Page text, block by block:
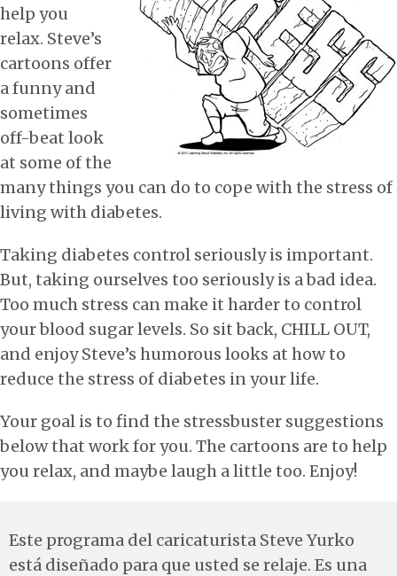
help you
relax. Steve’s
cartoons offer
a funny and
sometimes
off-beat look
at some of the
many things you can do to cope with the stress of
living with diabetes.
Taking diabetes control seriously is important.
But, taking ourselves too seriously is a bad idea.
Too much stress can make it harder to control
your blood sugar levels. So sit back, CHILL OUT,
and enjoy Steve’s humorous looks at how to
reduce the stress of diabetes in your life.
Your goal is to find the stressbuster suggestions
below that work for you. The cartoons are to help
you relax, and maybe laugh a little too. Enjoy!
Este programa del caricaturista Steve Yurko
está diseñado para que usted se relaje. Es una